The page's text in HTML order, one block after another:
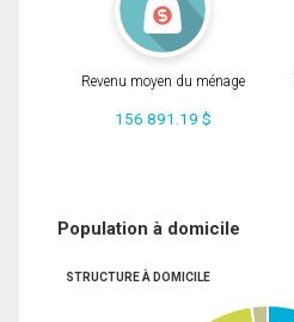
Revenu moyen du ménage
156 891.19 $
Population à domicile
STRUCTURE À DOMICILE